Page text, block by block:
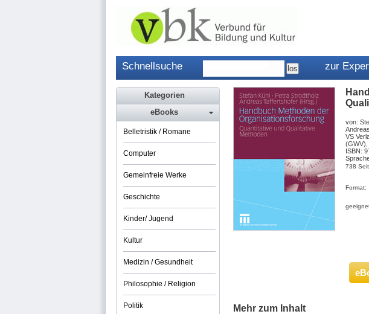
Schnellsuche zur
von:
VS
(GWV),
ISBN:
738
Format:
Mehr zum Inhalt
Kategorien
eBooks
Belletristik / Romane
Computer
Gemeinfreie Werke
Geschichte
Kinder/ Jugend
Kultur
Medizin / Gesundheit
Philosophie / Religion
Politik